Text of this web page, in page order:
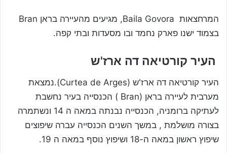
המרחצאות Baila Govora, מגיעים מהעיירה בראן Bran
בצמוד ישנו פארק נחמד ובו מסעדות ובתי קפה.
העיר קורטיאה דה ארז'ש
העיר קורטיאה דה ארז'ש (Curtea de Arges).נמצאת
מערבית לעיירה בראן (Bran ) הכנסייה בעיר נחשבת
לעתיקה ברומניה, הכנסייה נבנתה במאה ה 14 ונשתמרה
בצורה מושלמת , במשך השנים הכנסייה עברה שיפוצים
שיפוץ ראשון במאה ה-18 ושיפוץ נוסף במאה ה 19.